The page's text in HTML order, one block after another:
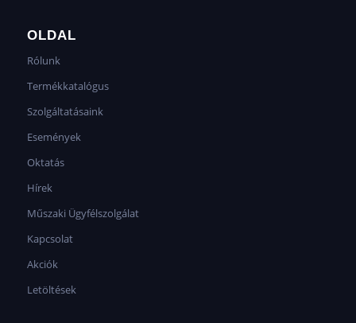
OLDAL
Rólunk
Termékkatalógus
Szolgáltatásaink
Események
Oktatás
Hírek
Műszaki Ügyfélszolgálat
Kapcsolat
Akciók
Letöltések